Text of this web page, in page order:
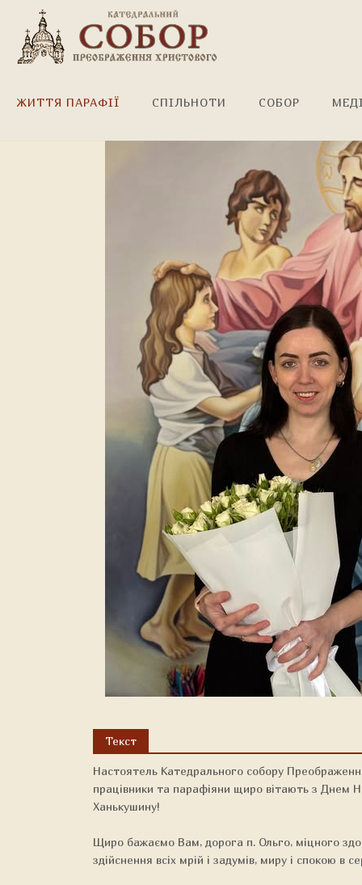
ЖИТТЯ ПАРАФІЇ СПІЛЬНОТИ СОБОР
Текст
Настоятель Катедрального собору
працівники та парафіяни щиро вітають з Днем
Ханькушину!
Щиро бажаємо Вам, дорога п. Ольго, міцного
здійснення всіх мрій і задумів, миру і спокою в